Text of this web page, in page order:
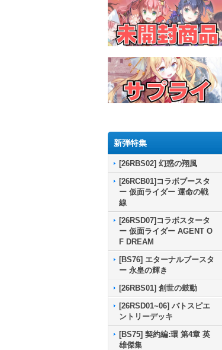
新弾特集
[26RBS02] 幻惑の翔風
[26RCB01]コラボブースタ
ー 仮面ライダー 運命の戦
線
[26RSD07]コラボスタータ
ー 仮面ライダー AGENT O
F DREAM
[BS76] エターナルブースタ
ー 永皇の輝き
[26RBS01] 創世の鼓動
[26RSD01~06] バトスピエ
ントリーデッキ
[BS75] 契約編:環 第4章 英
雄傑集